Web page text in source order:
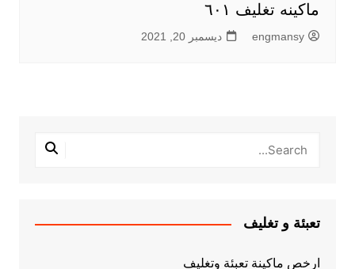
ماكينه تغليف ٦٠١
engmansy ديسمبر 20, 2021
تعبئة و تغليف
ارخص ماكينة تعبئة وتغليف